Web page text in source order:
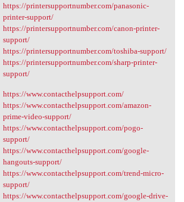
https://printersupportnumber.com/panasonic-
printer-support/
https://printersupportnumber.com/canon-printer-
support/
https://printersupportnumber.com/toshiba-support/
https://printersupportnumber.com/sharp-printer-
support/
https://www.contacthelpsupport.com/
https://www.contacthelpsupport.com/amazon-
prime-video-support/
https://www.contacthelpsupport.com/pogo-
support/
https://www.contacthelpsupport.com/google-
hangouts-support/
https://www.contacthelpsupport.com/trend-micro-
support/
https://www.contacthelpsupport.com/google-drive-